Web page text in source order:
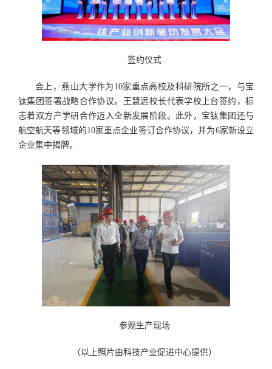
签约仪式
会上，燕山大学作为10家重点高校及科研院所之一，与宝
钛集团签署战略合作协议。王慧远校长代表学校上台签约，标
志着双方产学研合作迈入全新发展阶段。此外，宝钛集团还与
航空航天等领域的10家重点企业签订合作协议，并为6家新设立
企业集中揭牌。
参观生产现场
（以上照片由科技产业促进中心提供）